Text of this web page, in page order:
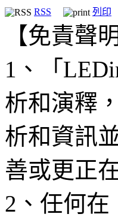
RSS 列印
【免責聲明
1、「
析和演釋
析和資訊
善或更正
2、任何在